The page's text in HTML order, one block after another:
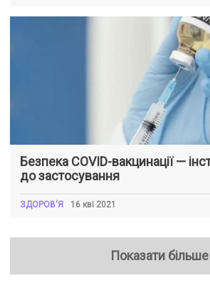
Безпека COVID-вакцинації —
до застосування
ЗДОРОВ'Я 16 кві 2021
Показати більше